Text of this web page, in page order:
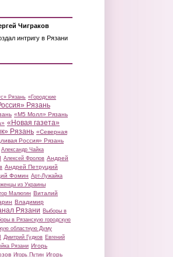
Чиграков
интригу в Рязани
Рязань «Городские
Рязань
«М5 Молл» Рязань
«Новая газета»
Рязань «Северная
Россия» Рязань
Александр Чайка
Алексей Фролов Андрей
Андрей Петруцкий
Фомин Арт-Лужайка
из Украины
Малюгин Виталий
Владимир
Рязани Выборы в
в Рязанскую городскую
областную Думу
Дмитрий Гудков Евгений
Рязани Игорь
Игорь Путин Игорь